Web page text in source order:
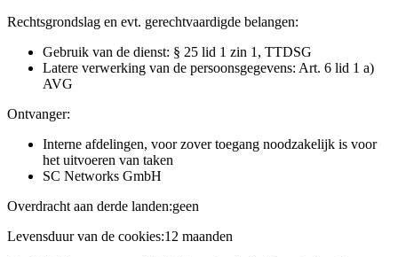
Rechtsgrondslag en evt. gerechtvaardigde belangen:
Gebruik van de dienst: § 25 lid 1 zin 1, TTDSG
Latere verwerking van de persoonsgegevens: Art. 6 lid 1 a)
AVG
Ontvanger:
Interne afdelingen, voor zover toegang noodzakelijk is voor
het uitvoeren van taken
SC Networks GmbH
Overdracht aan derde landen:geen
Levensduur van de cookies:12 maanden